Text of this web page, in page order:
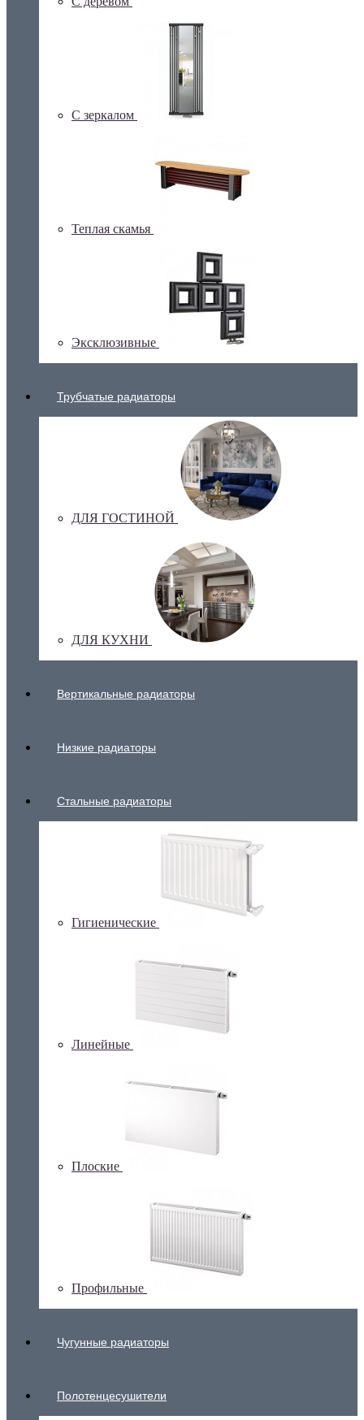
С зеркалом
Теплая скамья
Эксклюзивные
Трубчатые радиаторы
ДЛЯ ГОСТИНОЙ
ДЛЯ КУХНИ
Вертикальные радиаторы
Низкие радиаторы
Стальные радиаторы
Гигиенические
Линейные
Плоские
Профильные
Чугунные радиаторы
Полотенцесушители